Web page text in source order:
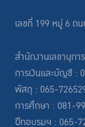
เลขที่ 199 หมู่ 6 ถ
สำนักงานเลขานุก
การเงินและบัญชี :
พัสดุ : 065-
การศึกษา : 081-
ฝึกอบรมฯ : 065-